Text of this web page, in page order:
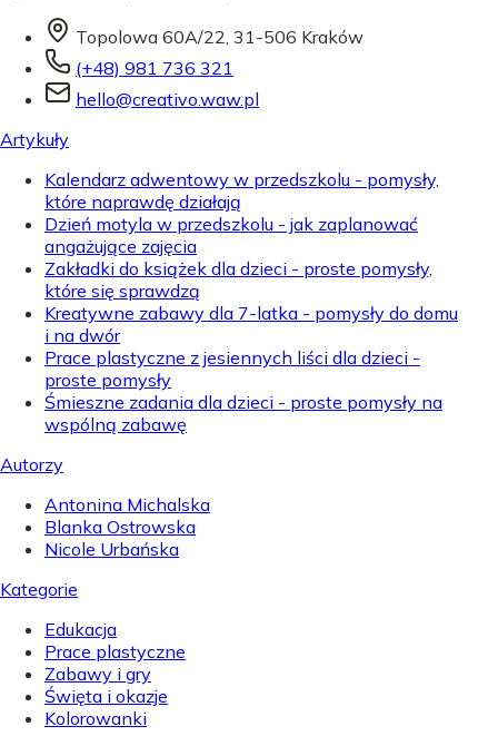
Topolowa 60A/22, 31-506 Kraków
(+48) 981 736 321
hello@creativo.waw.pl
Artykuły
Kalendarz adwentowy w przedszkolu - pomysły,
które naprawdę działają
Dzień motyla w przedszkolu - jak zaplanować
angażujące zajęcia
Zakładki do książek dla dzieci - proste pomysły,
które się sprawdzą
Kreatywne zabawy dla 7-latka - pomysły do domu
i na dwór
Prace plastyczne z jesiennych liści dla dzieci -
proste pomysły
Śmieszne zadania dla dzieci - proste pomysły na
wspólną zabawę
Autorzy
Antonina Michalska
Blanka Ostrowska
Nicole Urbańska
Kategorie
Edukacja
Prace plastyczne
Zabawy i gry
Święta i okazje
Kolorowanki